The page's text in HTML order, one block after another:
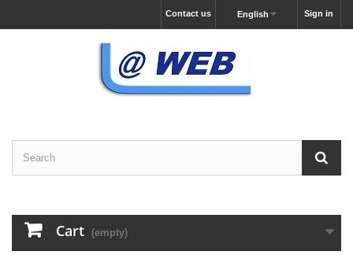
Sign in
English
Contact us
Cart (empty)